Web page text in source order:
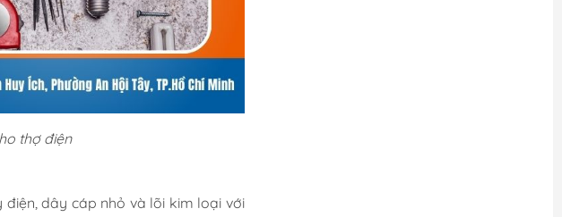
thợ điện
dây cáp nhỏ và lõi kim loại với